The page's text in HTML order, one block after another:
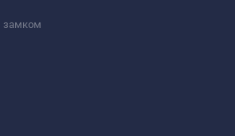
замком